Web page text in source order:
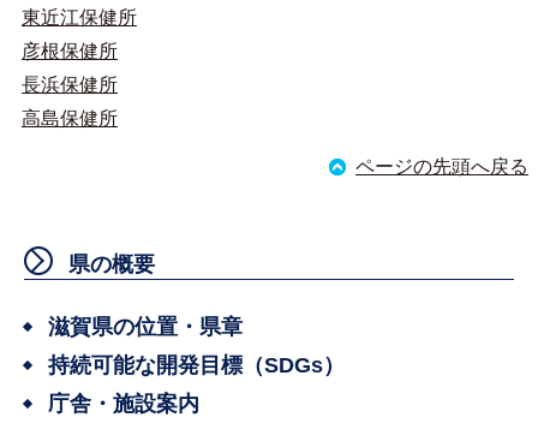
東近江保健所
彦根保健所
長浜保健所
高島保健所
ページの先頭へ戻る
県の概要
滋賀県の位置・県章
持続可能な開発目標（SDGs）
庁舎・施設案内